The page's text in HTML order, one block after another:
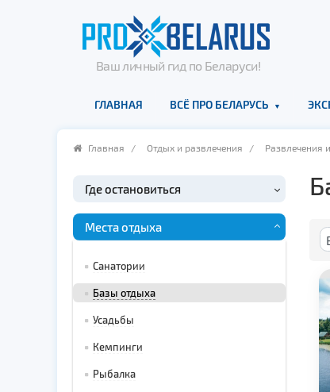
Ваш личный гид по Беларуси!
ГЛАВНАЯ ВСЁ ПРО БЕЛАРУСЬ
Главная / Отдых и развлечения / Развлечения
Где остановиться
Места отдыха
Санатории
Базы отдыха
Усадьбы
Кемпинги
Рыбалка